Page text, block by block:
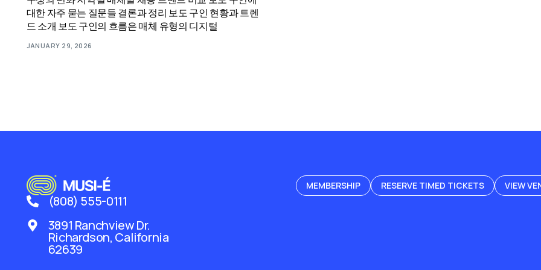
대한 자주 묻는 질문들 결론과 정리 보도 구인 현황과 트렌
드 소개 보도 구인의 흐름은 매체 유형의 디지털
JANUARY 29, 2026
(808) 555-0111
3891 Ranchview Dr.
Richardson, California
62639
MEMBERSHIP RESERVE TIMED TICKETS VIEW